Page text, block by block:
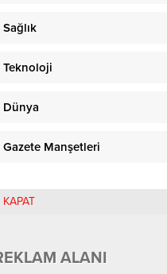
Sağlık
Teknoloji
Dünya
Gazete Manşetleri
KAPAT
ALANI